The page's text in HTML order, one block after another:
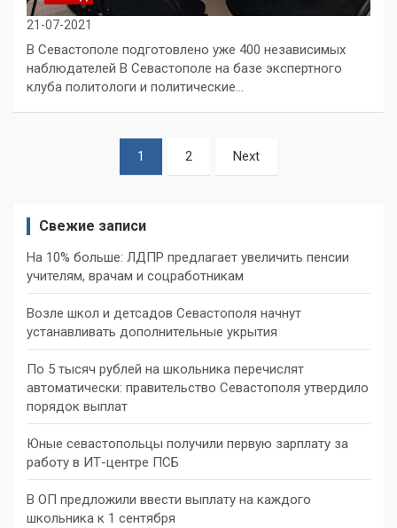
21-07-2021
В Севастополе подготовлено уже 400 независимых
наблюдателей В Севастополе на базе экспертного
клуба политологи и политические…
1 2 Next
Свежие записи
На 10% больше: ЛДПР предлагает увеличить пенсии
учителям, врачам и соцработникам
Возле школ и детсадов Севастополя начнут
устанавливать дополнительные укрытия
По 5 тысяч рублей на школьника перечислят
автоматически: правительство Севастополя утвердило
порядок выплат
Юные севастопольцы получили первую зарплату за
работу в ИТ-центре ПСБ
В ОП предложили ввести выплату на каждого
школьника к 1 сентября